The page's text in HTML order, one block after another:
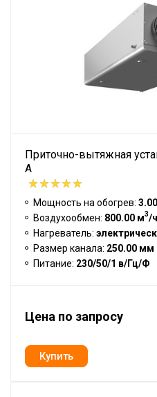
Приточно-вытяжная
A
Мощность на обогрев:
Воздухообмен: 800.00 м3/
Нагреватель:
Размер канала: 250.00 мм
Питание: 230/50/1 в/Гц/Ф
Цена по запросу